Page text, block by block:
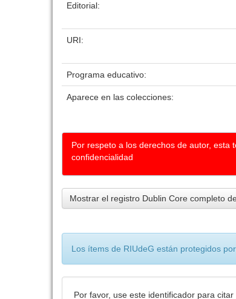
Editorial:
URI:
Programa educativo:
Aparece en las colecciones:
Por respeto a los derechos de autor, esta
confidencialidad
Mostrar el registro Dublin Core completo
Los ítems de RIUdeG están protegidos
Por favor, use este identificador para